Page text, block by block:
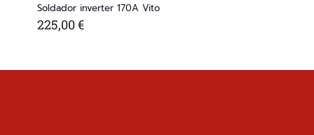
Soldador inverter 170A Vito
225,00€